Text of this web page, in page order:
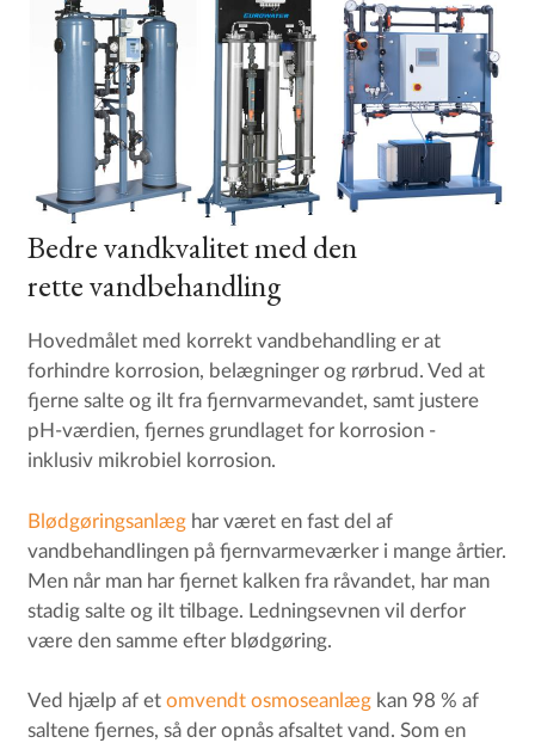
Bedre vandkvalitet med den
rette vandbehandling
Hovedmålet med korrekt vandbehandling er at
forhindre korrosion, belægninger og rørbrud. Ved at
fjerne salte og ilt fra fjernvarmevandet, samt justere
pH-værdien, fjernes grundlaget for korrosion -
inklusiv mikrobiel korrosion.
Blødgøringsanlæg har været en fast del af
vandbehandlingen på fjernvarmeværker i mange årtier.
Men når man har fjernet kalken fra råvandet, har man
stadig salte og ilt tilbage. Ledningsevnen vil derfor
være den samme efter blødgøring.
Ved hjælp af etomvendt osmoseanlæg kan 98 % af
saltene fjernes, så der opnås afsaltet vand. Som en